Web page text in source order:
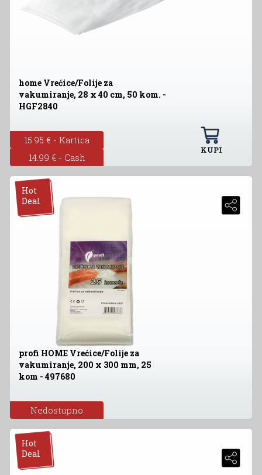
home Vrećice/Folije za
vakumiranje, 28 x 40 cm, 50 kom. -
HGF2840
15.95 € - Kartica
14.99 € - Cash
KUPI
Hot
Deal
profi HOME Vrećice/Folije za
vakumiranje, 200 x 300 mm, 25
kom - 497680
Nedostupno
Hot
Deal